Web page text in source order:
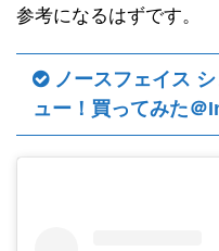
参考になるはずです。
ノースフェイス
ュー！買ってみた＠